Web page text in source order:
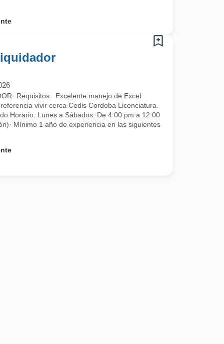
Requisitos: Excelente manejo de Excel
vivir cerca Cedis Cordoba Licenciatura.
Horario: Lunes a Sábados: De 4:00 pm a 12:00
Mínimo 1 año de experiencia en las siguientes